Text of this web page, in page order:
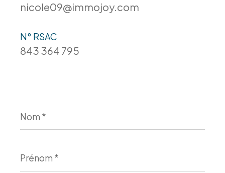
nicole09@immojoy.com
N° RSAC
843 364 795
*
*